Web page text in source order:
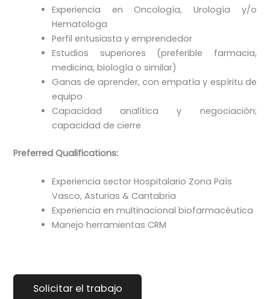
Experiencia en Oncología, Urología y/o
Hematologa
Perfil entusiasta y emprendedor
Estudios superiores (preferible farmacia,
medicina, biología o similar)
Ganas de aprender, con empatía y espíritu de
equipo
Capacidad analítica y negociación;
capacidad de cierre
Preferred Qualifications:
Experiencia sector Hospitalario Zona País
Vasco, Asturias & Cantabria
Experiencia en multinacional biofarmacéutica
Manejo herramientas CRM